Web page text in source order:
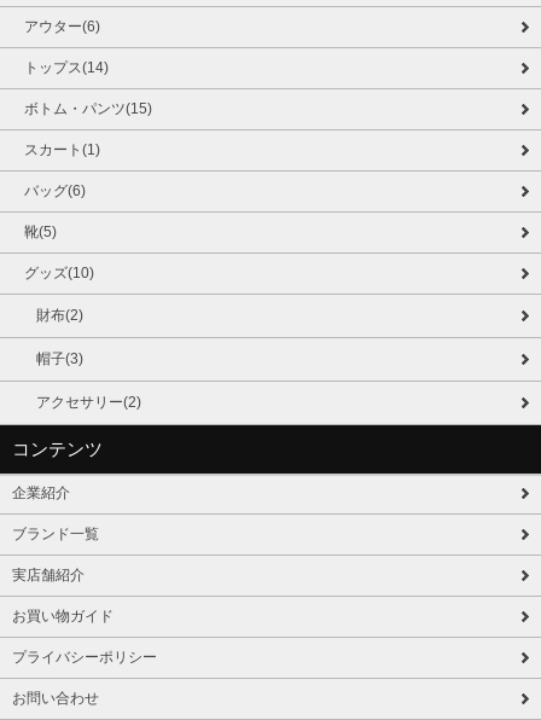
アウター(6)
トップス(14)
ボトム・パンツ(15)
スカート(1)
バッグ(6)
靴(5)
グッズ(10)
財布(2)
帽子(3)
アクセサリー(2)
コンテンツ
企業紹介
ブランド一覧
実店舗紹介
お買い物ガイド
プライバシーポリシー
お問い合わせ